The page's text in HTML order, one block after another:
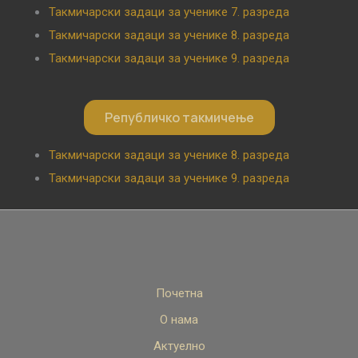
Такмичарски задаци за ученике 7. разреда
Такмичарски задаци за ученике 8. разреда
Такмичарски задаци за ученике 9. разреда
Републичко такмичење
Такмичарски задаци за ученике 8. разреда
Такмичарски задаци за ученике 9. разреда
Почетна
О нама
Актуелно